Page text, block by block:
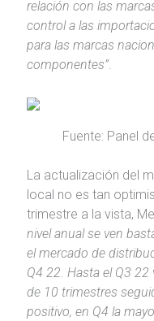
relación con las
control a las
para las marcas
componentes”.
Fuente: Panel
La actualización del
local no es tan
trimestre a la vista,
nivel anual se ven
el mercado de
Q4 22. Hasta el Q3
de 10 trimestres
positivo, en Q4 la